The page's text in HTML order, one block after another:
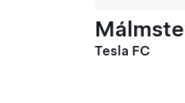
Tesla FC